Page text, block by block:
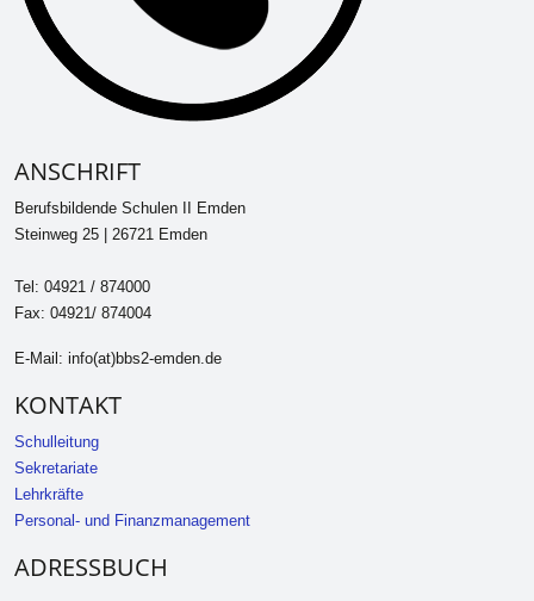
ANSCHRIFT
Berufsbildende Schulen II Emden
Steinweg 25 | 26721 Emden
Tel: 04921 / 874000
Fax: 04921/ 874004
E-Mail: info(at)bbs2-emden.de
KONTAKT
Schulleitung
Sekretariate
Lehrkräfte
Personal- und Finanzmanagement
ADRESSBUCH